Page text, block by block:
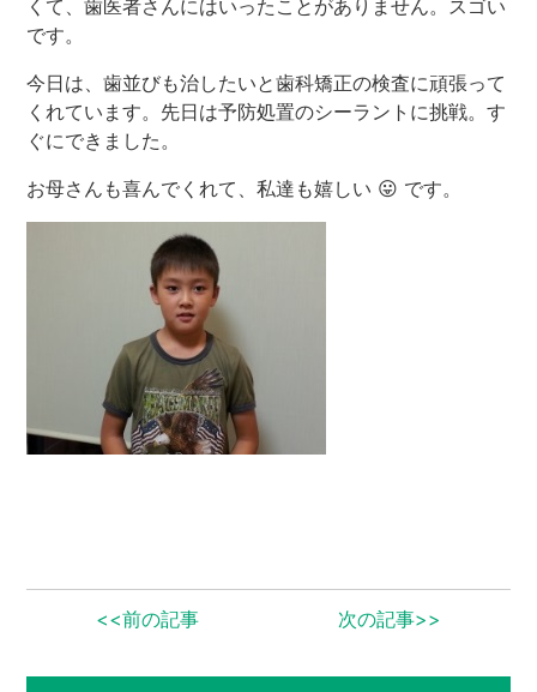
くて、歯医者さんにはいったことがありません。スゴい
です。
今日は、歯並びも治したいと歯科矯正の検査に頑張って
くれています。先日は予防処置のシーラントに挑戦。す
ぐにできました。
お母さんも喜んでくれて、私達も嬉しい 😛 です。
<<前の記事 次の記事>>